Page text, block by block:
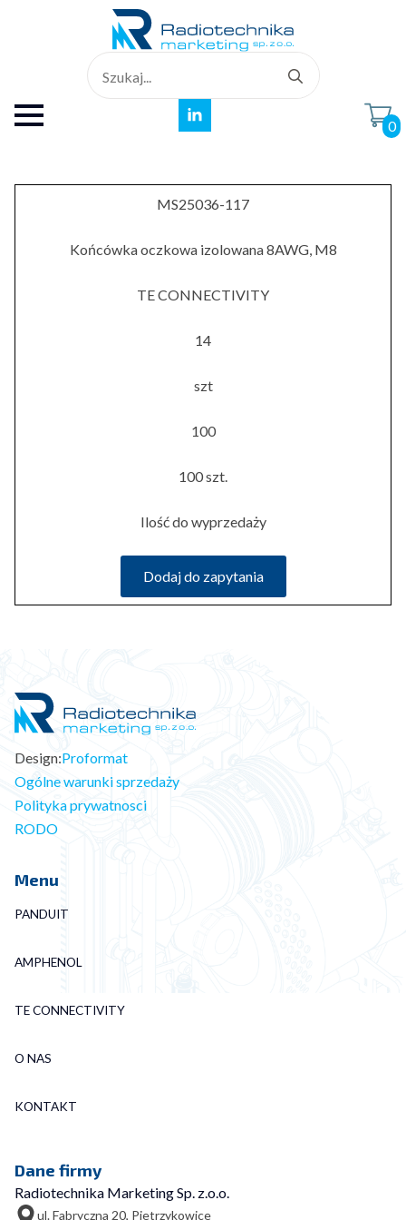
for:
0
MS25036-117
Końcówka oczkowa izolowana 8AWG, M8
TE CONNECTIVITY
14
szt
100
100 szt.
Ilość do wyprzedaży
Dodaj do zapytania
Design:Proformat
Ogólne warunki sprzedaży
Polityka prywatnosci
RODO
Menu
PANDUIT
AMPHENOL
TE CONNECTIVITY
O NAS
KONTAKT
Dane firmy
Radiotechnika Marketing Sp. z.o.o.
ul. Fabryczna 20, Pietrzykowice